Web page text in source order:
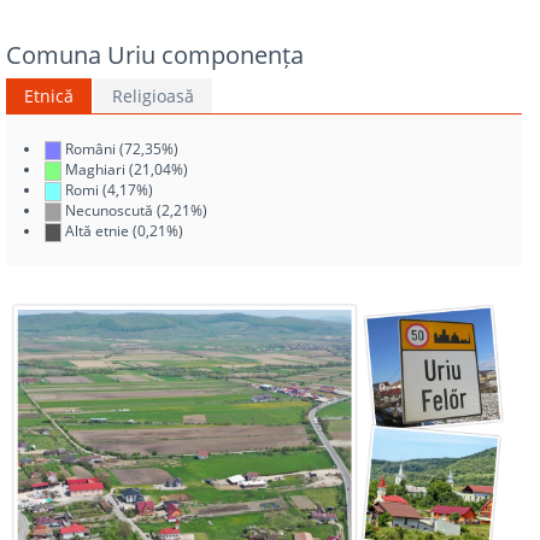
Comuna Uriu componența
Etnică Religioasă
Români (72,35%)
Maghiari (21,04%)
Romi (4,17%)
Necunoscută (2,21%)
Altă etnie (0,21%)